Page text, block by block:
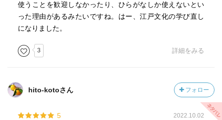
使うことを歓迎しなかったり、ひらがなしか使えないとい
った理由があるみたいですね。はー、江戸文化の学び直し
になりました。
3 詳細をみる
hito-kotoさん フォロー
5 2022.10.02